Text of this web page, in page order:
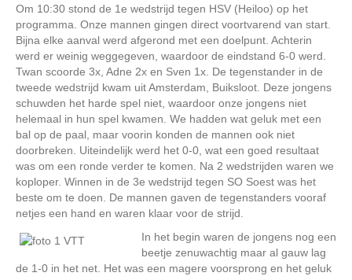
Om 10:30 stond de 1e wedstrijd tegen HSV (Heiloo) op het
programma. Onze mannen gingen direct voortvarend van start.
Bijna elke aanval werd afgerond met een doelpunt. Achterin
werd er weinig weggegeven, waardoor de eindstand 6-0 werd.
Twan scoorde 3x, Adne 2x en Sven 1x. De tegenstander in de
tweede wedstrijd kwam uit Amsterdam, Buiksloot. Deze jongens
schuwden het harde spel niet, waardoor onze jongens niet
helemaal in hun spel kwamen. We hadden wat geluk met een
bal op de paal, maar voorin konden de mannen ook niet
doorbreken. Uiteindelijk werd het 0-0, wat een goed resultaat
was om een ronde verder te komen. Na 2 wedstrijden waren we
koploper. Winnen in de 3e wedstrijd tegen SO Soest was het
beste om te doen. De mannen gaven de tegenstanders vooraf
netjes een hand en waren klaar voor de strijd.
In het begin waren de jongens nog een
beetje zenuwachtig maar al gauw lag
de 1-0 in het net. Het was een magere voorsprong en het geluk